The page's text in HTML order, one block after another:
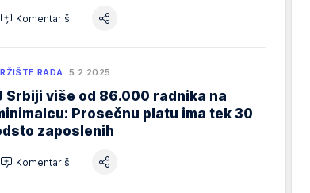
Komentariši
RADA 5.2.2025.
Srbiji više od 86.000 radnika na
Prosečnu platu ima tek 30
zaposlenih
Komentariši